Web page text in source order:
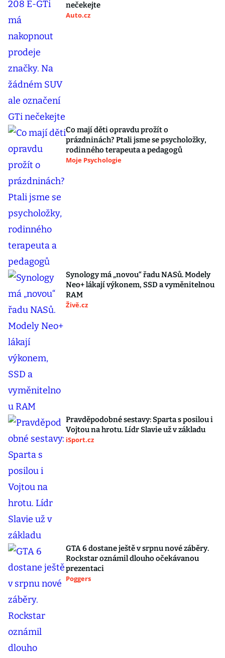
nečekejte
Auto.cz
Co mají děti opravdu prožít o
prázdninách? Ptali jsme se psycholožky,
rodinného terapeuta a pedagogů
Moje Psychologie
Synology má „novou“ řadu NASů. Modely
Neo+ lákají výkonem, SSD a vyměnitelnou
RAM
Živě.cz
Pravděpodobné sestavy: Sparta s posilou i
Vojtou na hrotu. Lídr Slavie už v základu
iSport.cz
GTA 6 dostane ještě v srpnu nové záběry.
Rockstar oznámil dlouho očekávanou
prezentaci
Poggers